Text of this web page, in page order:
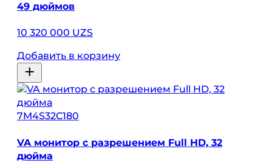
49 дюймов
10 320 000 UZS
Добавить в корзину
7M4S32C180
VA монитор с разрешением Full HD, 32
дюйма